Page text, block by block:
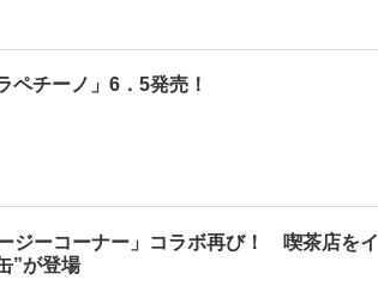
ペチーノ」6．5発売！
ジーコーナー」コラボ再び！ 喫茶店をイ
”が登場